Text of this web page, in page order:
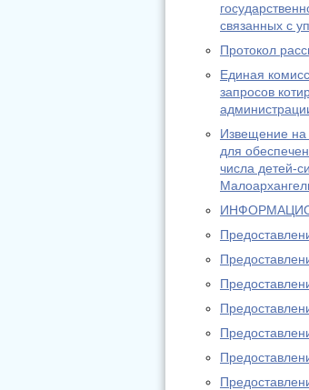
связанных с
Протокол
Единая
запросов
Извещение на
для
числа детей-